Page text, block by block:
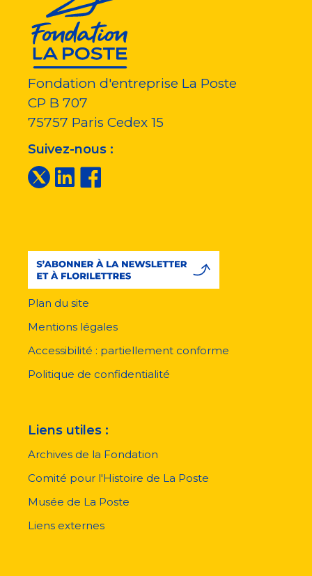
Fondation d'entreprise La Poste
CP B 707
75757 Paris Cedex 15
Suivez-nous :
pied
page
Plan du site
Mentions légales
Accessibilité : partiellement conforme
Politique de confidentialité
Liens utiles :
Archives de la Fondation
Comité pour l'Histoire de La Poste
Musée de La Poste
Liens externes